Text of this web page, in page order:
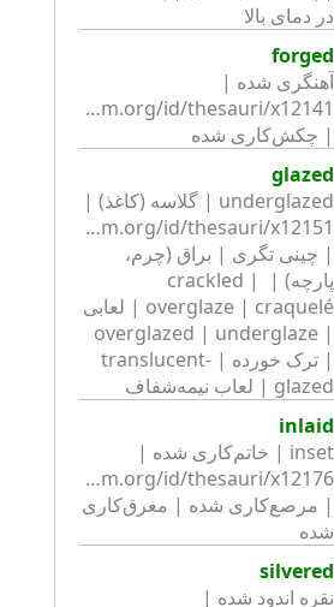
در دمای بالا
forged
| چکش‌کاری شده
glazed
پارچه) | crackled |
| ترک خورده | translucent-
glazed | لعاب نیمه‌شفاف
inlaid
شده
silvered